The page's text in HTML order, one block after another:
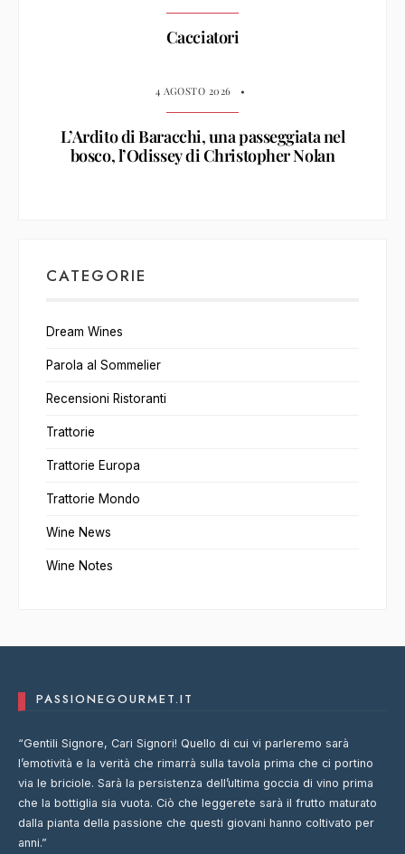
Cacciatori
4 AGOSTO 2026 •
L’Ardito di Baracchi, una passeggiata nel
bosco, l’Odissey di Christopher Nolan
CATEGORIE
Dream Wines
Parola al Sommelier
Recensioni Ristoranti
Trattorie
Trattorie Europa
Trattorie Mondo
Wine News
Wine Notes
PASSIONEGOURMET.IT
“Gentili Signore, Cari Signori! Quello di cui vi parleremo sarà
l’emotività e la verità che rimarrà sulla tavola prima che ci portino
via le briciole. Sarà la persistenza dell’ultima goccia di vino prima
che la bottiglia sia vuota. Ciò che leggerete sarà il frutto maturato
dalla pianta della passione che questi giovani hanno coltivato per
anni.”